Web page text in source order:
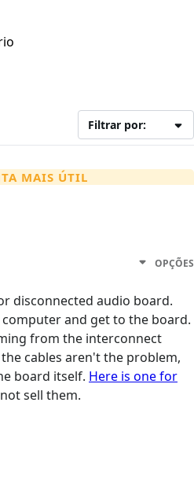
Filtrar por:
MAIS ÚTIL
OPÇÕES
disconnected audio board.
and get to the board.
from the interconnect
cables aren't the problem,
board itself. Here is one for
sell them.